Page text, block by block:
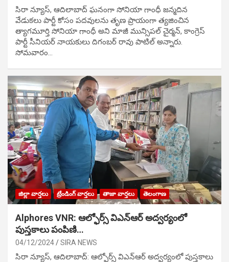
సిరా న్యూస్, ఆదిలాబాద్ ఘ‌నంగా సోనియా గాంధీ జ‌న్మ‌దిన
వేడుక‌లు పార్టీ కోసం ప‌ద‌వుల‌ను తృణ ప్రాయంగా త్య‌జించిన
త్యాగమూర్తి సోనియా గాంధీ అని మాజీ మున్సిప‌ల్ చైర్మ‌న్, కాంగ్రెస్
పార్టీ సీనియ‌ర్ నాయ‌కులు దిగంబ‌ర్ రావు పాటిల్ అన్నారు.
సోమవారం…
జిల్లా వార్తలు ట్రేండింగ్ వార్తలు తాజా వార్తలు తెలంగాణ
Alphores VNR: ఆల్ఫోర్స్ విఎన్ఆర్ అద్వర్యంలో
పుస్తకాలు పంపిణి…
04/12/2024 SIRA NEWS
సిరా న్యూస్, ఆదిలాబాద్: ఆల్ఫోర్స్ విఎన్ఆర్ అద్వర్యంలో పుస్తకాలు